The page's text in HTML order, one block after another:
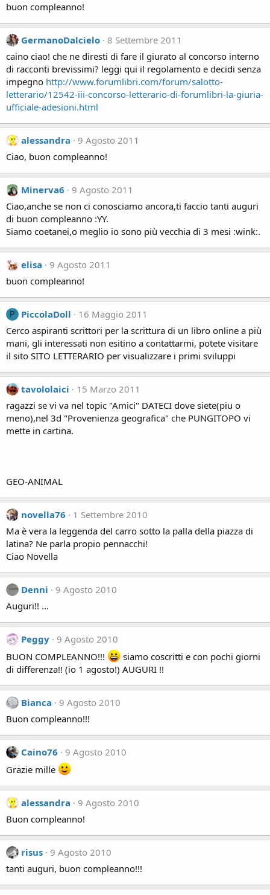
buon compleanno!
GermanoDalcielo 8 Settembre 2011
caino ciao! che ne diresti di fare il giurato al concorso interno
di racconti brevissimi? leggi qui il regolamento e decidi senza
impegno http://www.forumlibri.com/forum/salotto-
letterario/12542-iii-concorso-letterario-di-forumlibri-la-giuria-
ufficiale-adesioni.html
alessandra
9 Agosto 2011
Ciao, buon compleanno!
Minerva6
9 Agosto 2011
Ciao,anche se non ci conosciamo ancora,ti faccio tanti auguri
di buon compleanno :YY.
Siamo coetanei,o meglio io sono più vecchia di 3 mesi :wink:.
elisa
9 Agosto 2011
buon compleanno!
P PiccolaDoll
16 Maggio 2011
Cerco aspiranti scrittori per la scrittura di un libro online a più
mani, gli interessati non esitino a contattarmi, potete visitare
il sito SITO LETTERARIO per visualizzare i primi sviluppi
tavololaici
15 Marzo 2011
ragazzi se vi va nel topic "Amici" DATECI dove siete(piu o
meno),nel 3d "Provenienza geografica" che PUNGITOPO vi
mette in cartina.
GEO-ANIMAL
novella76
1 Settembre 2010
Ma è vera la leggenda del carro sotto la palla della piazza di
latina? Ne parla propio pennacchi!
Ciao Novella
Denni
9 Agosto 2010
Auguri!! ...
Peggy
9 Agosto 2010
BUON COMPLEANNO!!!
siamo coscritti e con pochi giorni
di differenza!! (io 1 agosto!) AUGURI !!
Bianca
9 Agosto 2010
Buon compleanno!!!
Caino76
9 Agosto 2010
Grazie mille
alessandra
9 Agosto 2010
Buon compleanno!
risus
9 Agosto 2010
tanti auguri, buon compleanno!!!